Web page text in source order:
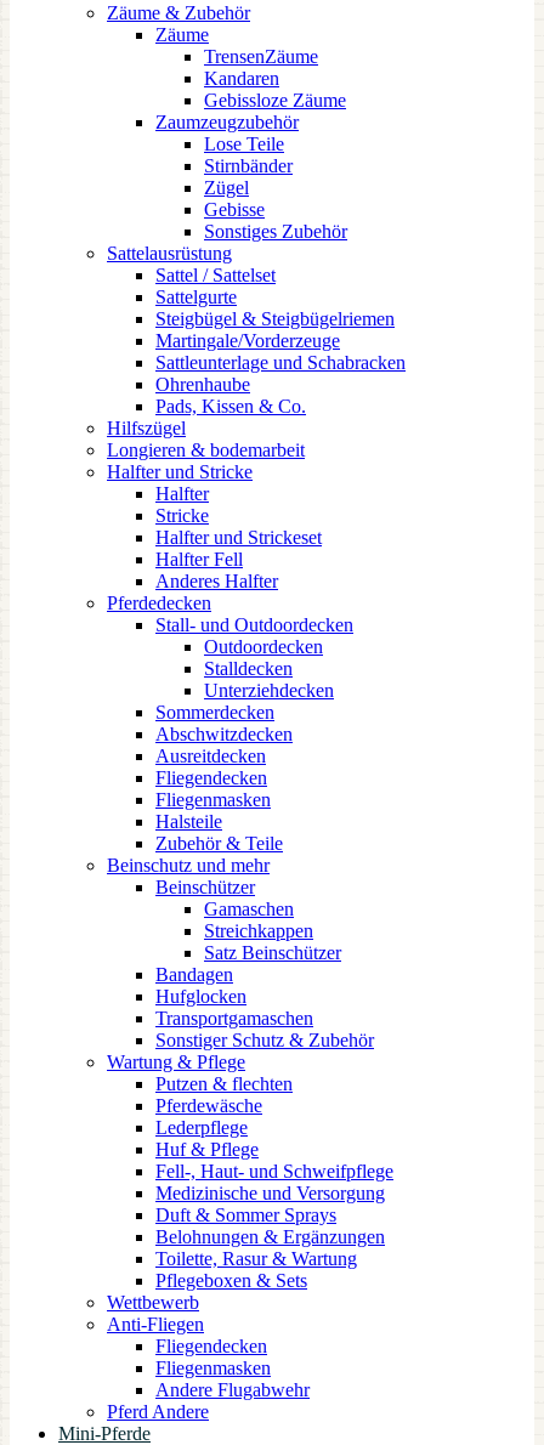
Zäume & Zubehör
Zäume
TrensenZäume
Kandaren
Gebissloze Zäume
Zaumzeugzubehör
Lose Teile
Stirnbänder
Zügel
Gebisse
Sonstiges Zubehör
Sattelausrüstung
Sattel / Sattelset
Sattelgurte
Steigbügel & Steigbügelriemen
Martingale/Vorderzeuge
Sattleunterlage und Schabracken
Ohrenhaube
Pads, Kissen & Co.
Hilfszügel
Longieren & bodemarbeit
Halfter und Stricke
Halfter
Stricke
Halfter und Strickeset
Halfter Fell
Anderes Halfter
Pferdedecken
Stall- und Outdoordecken
Outdoordecken
Stalldecken
Unterziehdecken
Sommerdecken
Abschwitzdecken
Ausreitdecken
Fliegendecken
Fliegenmasken
Halsteile
Zubehör & Teile
Beinschutz und mehr
Beinschützer
Gamaschen
Streichkappen
Satz Beinschützer
Bandagen
Hufglocken
Transportgamaschen
Sonstiger Schutz & Zubehör
Wartung & Pflege
Putzen & flechten
Pferdewäsche
Lederpflege
Huf & Pflege
Fell-, Haut- und Schweifpflege
Medizinische und Versorgung
Duft & Sommer Sprays
Belohnungen & Ergänzungen
Toilette, Rasur & Wartung
Pflegeboxen & Sets
Wettbewerb
Anti-Fliegen
Fliegendecken
Fliegenmasken
Andere Flugabwehr
Pferd Andere
Mini-Pferde